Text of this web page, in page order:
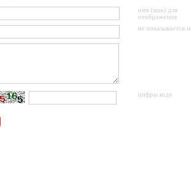
имя (ник) для
отображения
не показывается
цифры кода